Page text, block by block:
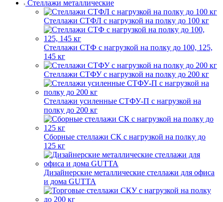
Стеллажи металлические
Стеллажи СТФЛ с нагрузкой на полку до 100 кг
Стеллажи СТФ с нагрузкой на полку до 100, 125,
145 кг
Стеллажи СТФУ с нагрузкой на полку до 200 кг
Стеллажи усиленные СТФУ-П с нагрузкой на
полку до 200 кг
Сборные стеллажи СК с нагрузкой на полку до
125 кг
Дизайнерские металлические стеллажи для офиса
и дома GUTTA